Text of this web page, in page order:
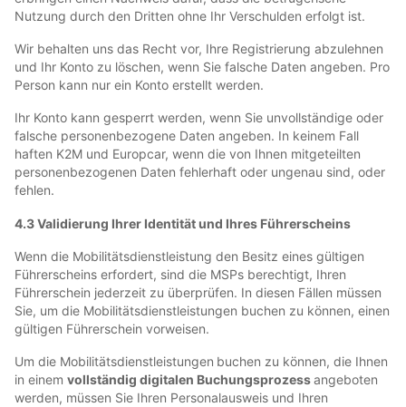
Nutzung durch den Dritten ohne Ihr Verschulden erfolgt ist.
Wir behalten uns das Recht vor, Ihre Registrierung abzulehnen
und Ihr Konto zu löschen, wenn Sie falsche Daten angeben. Pro
Person kann nur ein Konto erstellt werden.
Ihr Konto kann gesperrt werden, wenn Sie unvollständige oder
falsche personenbezogene Daten angeben. In keinem Fall
haften K2M und Europcar, wenn die von Ihnen mitgeteilten
personenbezogenen Daten fehlerhaft oder ungenau sind, oder
fehlen.
4.3 Validierung Ihrer Identität und Ihres Führerscheins
Wenn die Mobilitätsdienstleistung den Besitz eines gültigen
Führerscheins erfordert, sind die MSPs berechtigt, Ihren
Führerschein jederzeit zu überprüfen. In diesen Fällen müssen
Sie, um die Mobilitätsdienstleistungen buchen zu können, einen
gültigen Führerschein vorweisen.
Um die Mobilitätsdienstleistungen buchen zu können, die Ihnen
in einem vollständig digitalen Buchungsprozessangeboten
werden, müssen Sie Ihren Personalausweis und Ihren